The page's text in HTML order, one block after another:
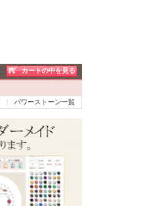
カートの中を見る
パワーストーン一覧